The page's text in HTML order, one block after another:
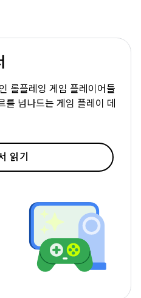
롤플레잉 게임 플레이어들
를 넘나드는 게임 플레이 데
읽기